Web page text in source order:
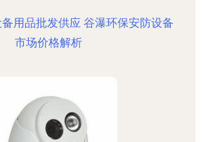
用品批发供应 谷瀑环保安防设备
市场价格解析